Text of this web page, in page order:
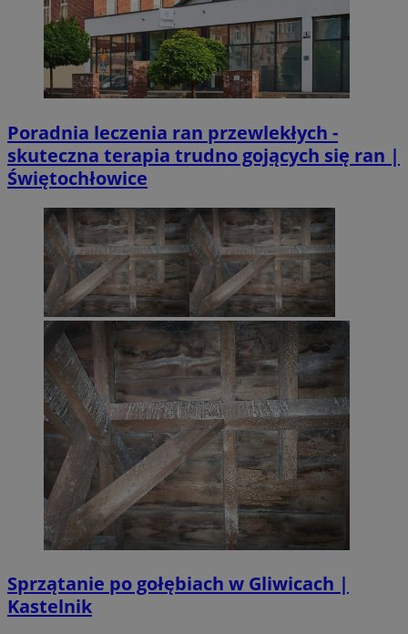
Poradnia leczenia ran przewlekłych -
skuteczna terapia trudno gojących się ran |
Świętochłowice
Sprzątanie po gołębiach w Gliwicach |
Kastelnik